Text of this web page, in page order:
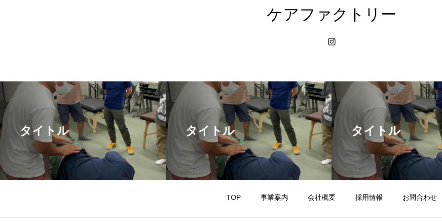
ケアファクトリー
タイトル タイトル タイトル
TOP 事業案内 会社概要 採用情報 お問合わせ